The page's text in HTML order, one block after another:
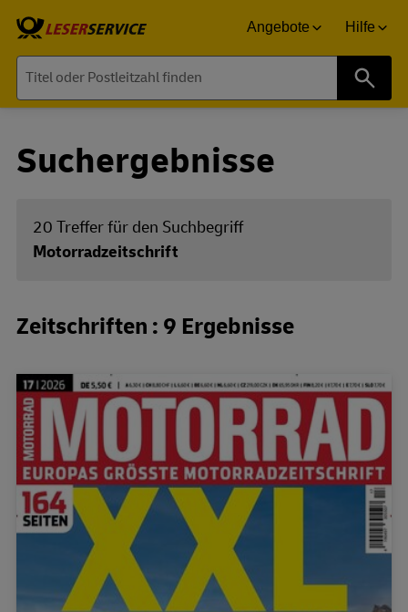
Angebote Hilfe
Suchergebnisse
20 Treffer für den Suchbegriff
Motorradzeitschrift
Zeitschriften : 9 Ergebnisse